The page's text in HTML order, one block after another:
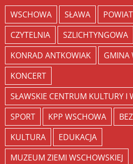
WSCHOWA SŁAWA
CZYTELNIA
SZLICHTYNGOWA
KONRAD ANTKOWIAK
GMINA
KONCERT
SŁAWSKIE CENTRUM KULTURY I
SPORT
KPP WSCHOWA
KULTURA
EDUKACJA
MUZEUM ZIEMI WSCHOWSKIEJ